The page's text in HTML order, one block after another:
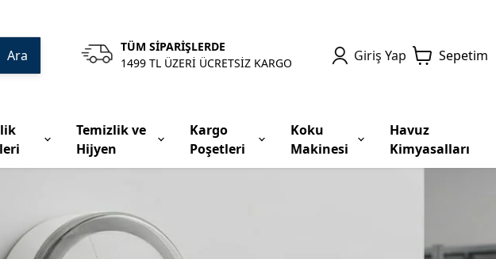
Ara
TÜM SİPARİŞLERDE
1499 TL ÜZERİ ÜCRETSİZ KARGO
Giriş Yap Sepetim
Temizlik ve
Hijyen
Kargo
Poşetleri
Koku
Makinesi
Havuz
Kimyasalları